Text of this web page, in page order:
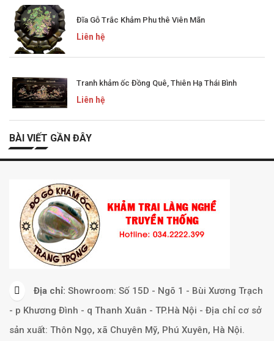
Đĩa Gỗ Trắc Khảm Phu thê Viên Mãn
Liên hệ
Tranh khảm ốc Đồng Quê, Thiên Hạ Thái Bình
Liên hệ
BÀI VIẾT GẦN ĐÂY
Địa chỉ: Showroom: Số 15D - Ngõ 1 - Bùi Xương Trạch
- p Khương Đình - q Thanh Xuân - TP.Hà Nội - Địa chỉ cơ sở
sản xuất: Thôn Ngọ, xã Chuyên Mỹ, Phú Xuyên, Hà Nội.